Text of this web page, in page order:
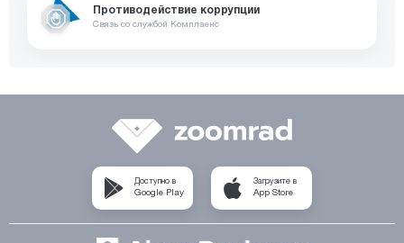
Противодействие коррупции
Связь со службой Комплаенс
Доступно в
Google Play
Загрузите в
App Store